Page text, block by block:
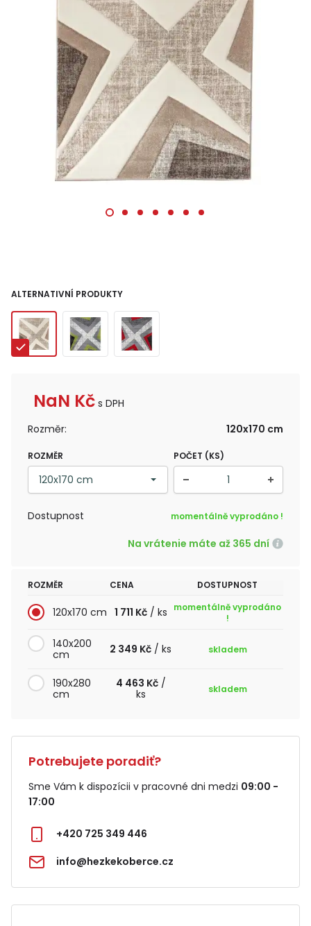
ALTERNATIVNÍ PRODUKTY
NaN Kč s DPH
Rozměr:
120x170 cm
ROZMĚR POČET (KS)
Dostupnost momentálně vyprodáno !
Na vrátenie máte až 365 dní
ROZMĚR CENA DOSTUPNOST
120x170 cm 1 711 Kč/ ks
momentálně vyprodáno
!
140x200
cm
2 349 Kč / ks skladem
190x280
cm
4 463 Kč/
ks
skladem
Potrebujete poradiť?
Sme Vám k dispozícii v pracovné dni medzi 09:00 -
17:00
+420 725 349 446
info@hezkekoberce.cz